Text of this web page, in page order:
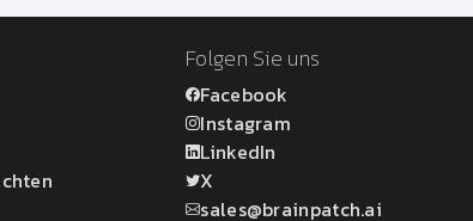
Folgen Sie uns
Facebook
Instagram
LinkedIn
X
sales@brainpatch.ai